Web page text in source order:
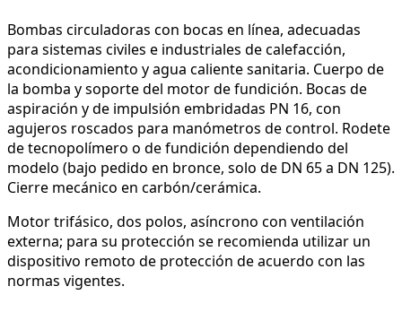
Bombas circuladoras con bocas en línea, adecuadas
para sistemas civiles e industriales de calefacción,
acondicionamiento y agua caliente sanitaria. Cuerpo de
la bomba y soporte del motor de fundición. Bocas de
aspiración y de impulsión embridadas PN 16, con
agujeros roscados para manómetros de control. Rodete
de tecnopolímero o de fundición dependiendo del
modelo (bajo pedido en bronce, solo de DN 65 a DN 125).
Cierre mecánico en carbón/cerámica.
Motor trifásico, dos polos, asíncrono con ventilación
externa; para su protección se recomienda utilizar un
dispositivo remoto de protección de acuerdo con las
normas vigentes.